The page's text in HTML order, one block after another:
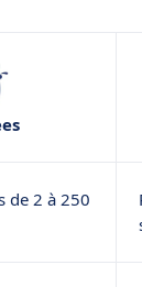
de 2 à 250